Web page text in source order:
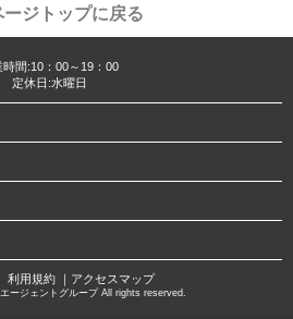
ージトップに戻る
時間:10：00～19：00
定休日:水曜日
利用規約｜ アクセスマップ
ージェントグループ All rights reserved.